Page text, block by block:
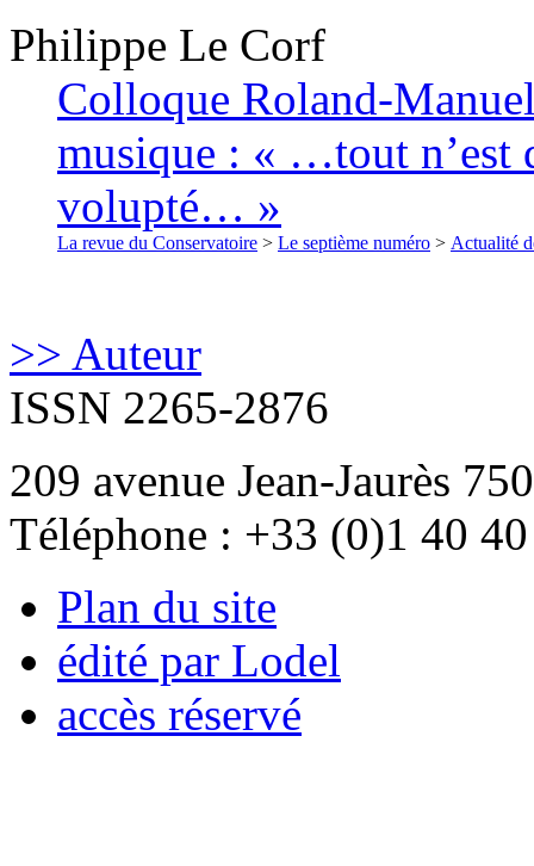
Philippe Le Corf
Colloque Roland-
musique : « …tout n’est
volupté… »
La revue du Conservatoire > Le septième numéro > Actualité
>> Auteur
ISSN 2265-2876
209 avenue Jean-Jaurès
Téléphone : +33 (0)1 40
Plan du site
édité par Lodel
accès réservé